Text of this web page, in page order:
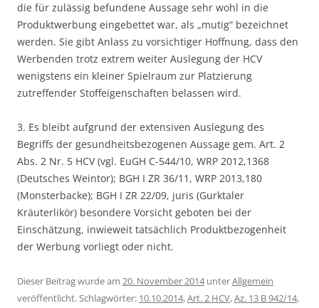
die für zulässig befundene Aussage sehr wohl in die
Produktwerbung eingebettet war, als „mutig“ bezeichnet
werden. Sie gibt Anlass zu vorsichtiger Hoffnung, dass den
Werbenden trotz extrem weiter Auslegung der HCV
wenigstens ein kleiner Spielraum zur Platzierung
zutreffender Stoffeigenschaften belassen wird.
3. Es bleibt aufgrund der extensiven Auslegung des
Begriffs der gesundheitsbezogenen Aussage gem. Art. 2
Abs. 2 Nr. 5 HCV (vgl. EuGH C-544/10, WRP 2012,1368
(Deutsches Weintor); BGH I ZR 36/11, WRP 2013,180
(Monsterbacke); BGH I ZR 22/09, juris (Gurktaler
Kräuterlikör) besondere Vorsicht geboten bei der
Einschätzung, inwieweit tatsächlich Produktbezogenheit
der Werbung vorliegt oder nicht.
Dieser Beitrag wurde am 20. November 2014unterAllgemein
veröffentlicht. Schlagwörter: 10.10.2014,Art. 2 HCV,Az. 13 B 942/14,